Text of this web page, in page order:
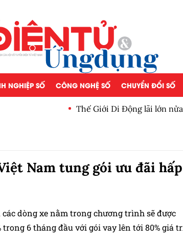
NGHIỆP SỐ CÔNG NGHỆ SỐ CHUYỂN ĐỔI SỐ
Thế Giới Di Động lãi lớn
Nam tung gói ưu đãi hấp
dòng xe nằm trong chương trình sẽ được
trong 6 tháng đầu với gói vay lên tới 80% giá